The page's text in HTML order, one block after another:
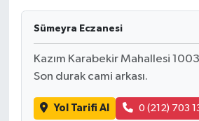
Sümeyra Eczanesi
Kazım Karabekir Mahallesi
Son durak cami arkası.
Yol Tarifi Al 0 (212) 703